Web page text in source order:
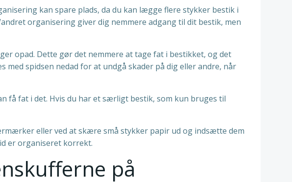
kan spare plads, da du kan lægge flere stykker bestik i
organisering giver dig nemmere adgang til dit bestik, men
opad. Dette gør det nemmere at tage fat i bestikket, og det
spidsen nedad for at undgå skader på dig eller andre, når
få fat i det. Hvis du har et særligt bestik, som kun bruges til
eller ved at skære små stykker papir ud og indsætte dem
er organiseret korrekt.
på